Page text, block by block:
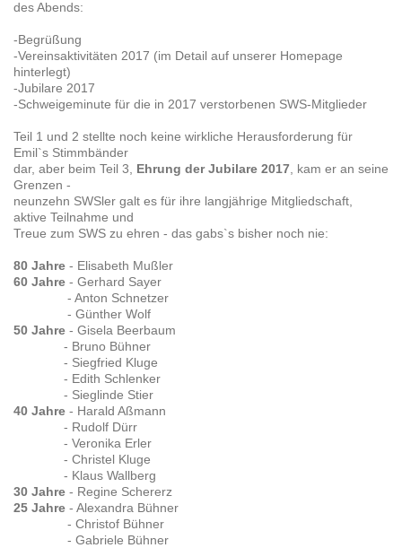
des Abends:
-Begrüßung
-Vereinsaktivitäten 2017 (im Detail auf unserer Homepage
hinterlegt)
-Jubilare 2017
-Schweigeminute für die in 2017 verstorbenen SWS-Mitglieder
Teil 1 und 2 stellte noch keine wirkliche Herausforderung für
Emil`s Stimmbänder
dar, aber beim Teil 3, Ehrung der Jubilare 2017 , kam er an seine
Grenzen -
neunzehn SWSler galt es für ihre langjährige Mitgliedschaft,
aktive Teilnahme und
Treue zum SWS zu ehren - das gabs`s bisher noch nie:
80 Jahre - Elisabeth Mußler
60 Jahre - Gerhard Sayer
- Anton Schnetzer
- Günther Wolf
50 Jahre - Gisela Beerbaum
- Bruno Bühner
- Siegfried Kluge
- Edith Schlenker
- Sieglinde Stier
40 Jahre - Harald Aßmann
- Rudolf Dürr
- Veronika Erler
- Christel Kluge
- Klaus Wallberg
30 Jahre - Regine Schererz
25 Jahre - Alexandra Bühner
- Christof Bühner
- Gabriele Bühner